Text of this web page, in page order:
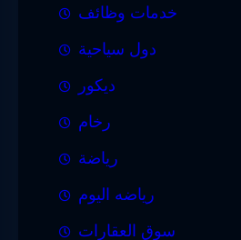
خدمات وظائف
دول سياحية
ديكور
رخام
رياضة
رياضه اليوم
سوق العقارات